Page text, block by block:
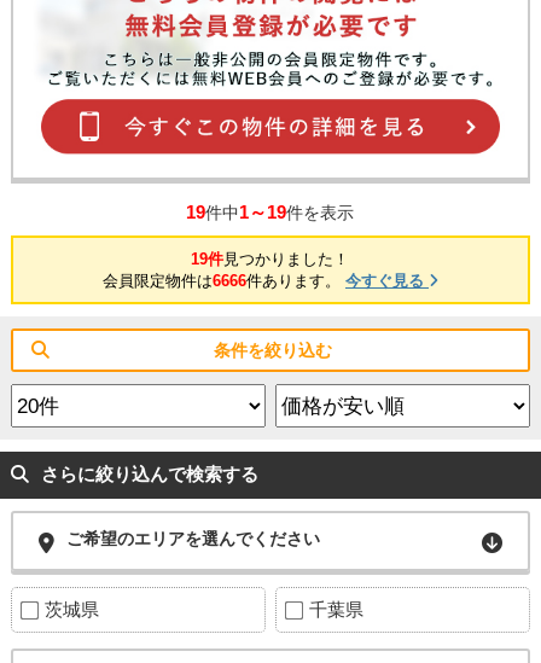
19件中1～19件を表示
19件見つかりました！
会員限定物件は6666件あります。 今すぐ見る
条件を絞り込む
さらに絞り込んで検索する
ご希望のエリアを選んでください
茨城県 千葉県